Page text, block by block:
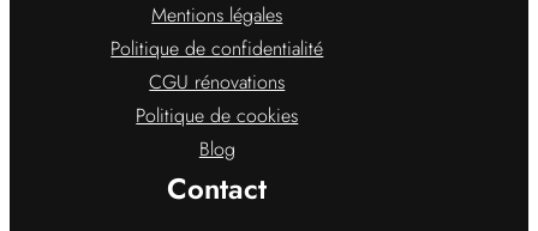
Mentions légales
Politique de confidentialité
CGU rénovations
Politique de cookies
Blog
Contact